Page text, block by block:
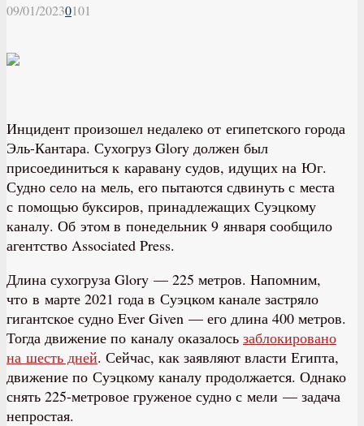
09/01/20230101
Инцидент произошел недалеко от египетского города
Эль-Кантара. Сухогруз Glory должен был
присоединиться к каравану судов, идущих на Юг.
Судно село на мель, его пытаются сдвинуть с места
с помощью буксиров, принадлежащих Суэцкому
каналу. Об этом в понедельник 9 января сообщило
агентство Associated Press.
Длина сухогруза Glory — 225 метров. Напомним,
что в марте 2021 года в Суэцком канале застряло
гигантское судно Ever Given — его длина 400 метров.
Тогда движение по каналу оказалось заблокировано
на шесть дней. Сейчас, как заявляют власти Египта,
движение по Суэцкому каналу продолжается. Однако
снять 225-метровое груженое судно с мели — задача
непростая.